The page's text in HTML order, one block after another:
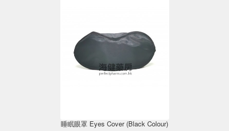
睡眠眼罩 Eyes Cover (Black Colour)